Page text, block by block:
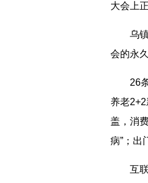
大会上
乌镇不
会的永
26条
养老
盖，消
病”；出
互联